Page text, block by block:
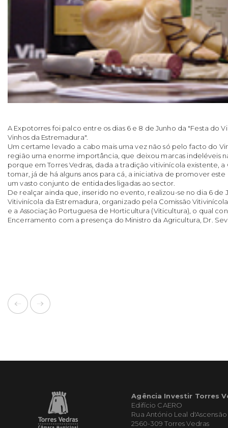
A Expotorres foi palco entre os dias 6 e 8 de Junho da "Festa do
Vinhos da Estremadura".
Um certame levado a cabo mais uma vez não só pelo facto do
região uma enorme importância, que deixou marcas indeléveis
porque em Torres Vedras, dada a tradição vitivinícola existente,
tomar, já de há alguns anos para cá, a iniciativa de promover
um vasto conjunto de entidades ligadas ao sector.
De realçar ainda que, inserido no evento, realizou-se no dia 6 de
Vitivinícola da Estremadura, organizado pela Comissão
e a Associação Portuguesa de Horticultura (Viticultura), o qual
Encerramento com a presença do Ministro da Agricultura, Dr.
Agência Investir Torres
Edifício CAERO
Rua António Leal d'Ascensão
2560-309 Torres Vedras